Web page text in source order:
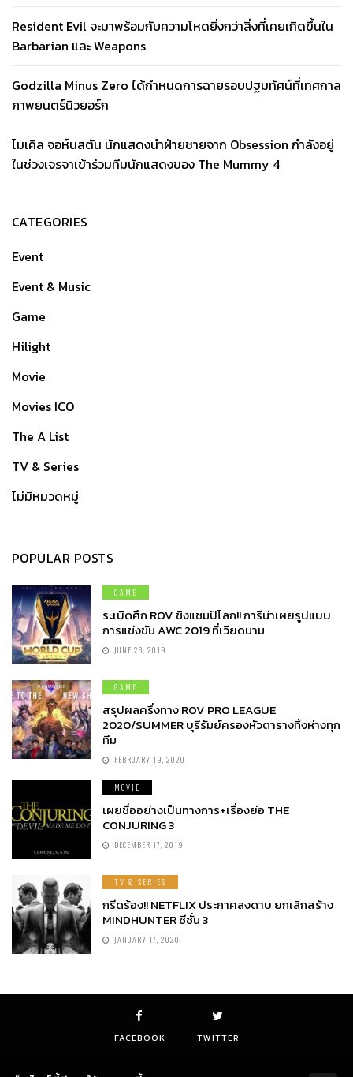
Resident Evil จะมาพร้อมกับความโหดยิ่งกว่าสิ่งที่เคยเกิดขึ้นใน
Barbarian และ Weapons
Godzilla Minus Zero ได้กำหนดการฉายรอบปฐมทัศน์ที่เทศกาล
ภาพยนตร์นิวยอร์ก
ไมเคิล จอห์นสตัน นักแสดงนำฝ่ายชายจาก Obsession กำลังอยู่
ในช่วงเจรจาเข้าร่วมทีมนักแสดงของ The Mummy 4
CATEGORIES
Event
Event & Music
Game
Hilight
Movie
Movies ICO
The A List
TV & Series
ไม่มีหมวดหมู่
POPULAR POSTS
GAME
ระเบิดศึก ROV ชิงแชมป์โลก!! การีน่าเผยรูปแบบ
การแข่งขัน AWC 2019 ที่เวียดนาม
JUNE 26, 2019
GAME
สรุปผลครึ่งทาง ROV PRO LEAGUE
2020/SUMMER บุรีรัมย์ครองหัวตารางทิ้งห่างทุก
ทีม
FEBRUARY 19, 2020
MOVIE
เผยชื่ออย่างเป็นทางการ+เรื่องย่อ THE
CONJURING 3
DECEMBER 17, 2019
TV & SERIES
กรีดร้อง!! NETFLIX ประกาศลงดาบ ยกเลิกสร้าง
MINDHUNTER ซีซั่น 3
JANUARY 17, 2020
FACEBOOK TWITTER